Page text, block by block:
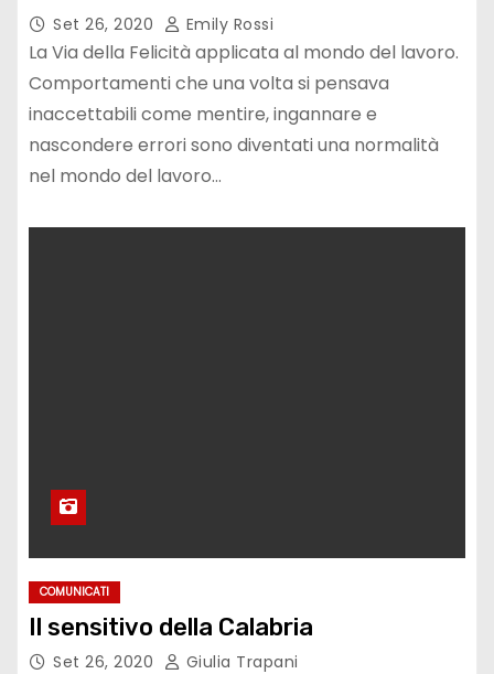
Set 26, 2020 Emily Rossi
La Via della Felicità applicata al mondo del lavoro.
Comportamenti che una volta si pensava
inaccettabili come mentire, ingannare e
nascondere errori sono diventati una normalità
nel mondo del lavoro…
COMUNICATI
Il sensitivo della Calabria
Set 26, 2020 Giulia Trapani